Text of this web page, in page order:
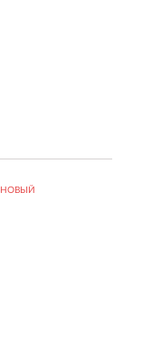
НОВЫЙ